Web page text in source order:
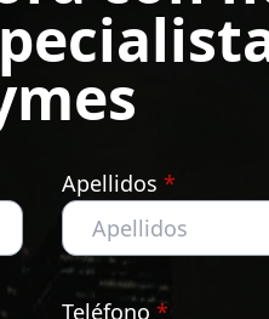
Apellidos *
Teléfono*